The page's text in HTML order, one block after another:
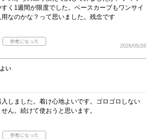
く1週間が限度でした。ベースカーブもワンサイ
なのかな？って思いました。残念です
2026/05/28
い
しました。着け心地よいです。ゴロゴロしない
ん。続けて使おうと思います。